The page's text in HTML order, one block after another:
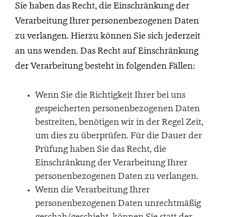
Sie haben das Recht, die Einschränkung der
Verarbeitung Ihrer personenbezogenen Daten
zu verlangen. Hierzu können Sie sich jederzeit
an uns wenden. Das Recht auf Einschränkung
der Verarbeitung besteht in folgenden Fällen:
Wenn Sie die Richtigkeit Ihrer bei uns
gespeicherten personenbezogenen Daten
bestreiten, benötigen wir in der Regel Zeit,
um dies zu überprüfen. Für die Dauer der
Prüfung haben Sie das Recht, die
Einschränkung der Verarbeitung Ihrer
personenbezogenen Daten zu verlangen.
Wenn die Verarbeitung Ihrer
personenbezogenen Daten unrechtmäßig